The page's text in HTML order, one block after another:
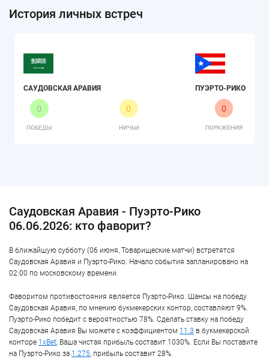
История личных встреч
САУДОВСКАЯ АРАВИЯ
0
ПОБЕДЫ
0
НИЧЬИ
0
ПОРАЖЕНИЯ
ПУЭРТО-РИКО
Саудовская Аравия - Пуэрто-Рико
06.06.2026: кто фаворит?
В ближайшую субботу (06 июня, Товарищеские матчи) встретятся
Саудовская Аравия и Пуэрто-Рико. Начало события запланировано на
02:00 по московскому времени.
Фаворитом противостояния является Пуэрто-Рико. Шансы на победу
Саудовская Аравия, по мнению букмекерских контор, составляют 9%.
Пуэрто-Рико победит с вероятностью 78%. Сделать ставку на победу
Саудовская Аравия Вы можете с коэффициентом 11.3 в букмекерской
конторе 1xBet, Ваша чистая прибыль составит 1030%. Если Вы поставите
на Пуэрто-Рико за 1.275, прибыль составит 28%.